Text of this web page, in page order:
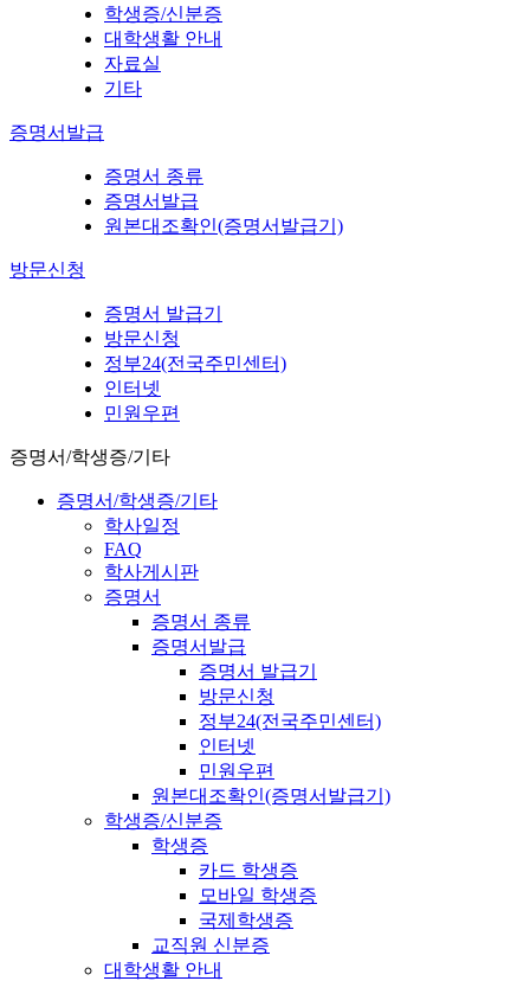
학생증/신분증
대학생활 안내
자료실
기타
증명서발급
증명서 종류
증명서발급
원본대조확인(증명서발급기)
방문신청
증명서 발급기
방문신청
정부24(전국주민센터)
인터넷
민원우편
증명서/학생증/기타
증명서/학생증/기타
학사일정
FAQ
학사게시판
증명서
증명서 종류
증명서발급
증명서 발급기
방문신청
정부24(전국주민센터)
인터넷
민원우편
원본대조확인(증명서발급기)
학생증/신분증
학생증
카드 학생증
모바일 학생증
국제학생증
교직원 신분증
대학생활 안내